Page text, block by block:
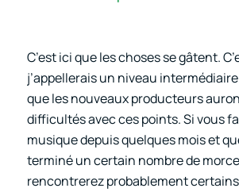
C’est ici que les choses se gâtent.
j’appellerais un niveau
que les nouveaux producteurs
difficultés avec ces points. Si vous
musique depuis quelques mois et
terminé un certain nombre de
rencontrerez probablement